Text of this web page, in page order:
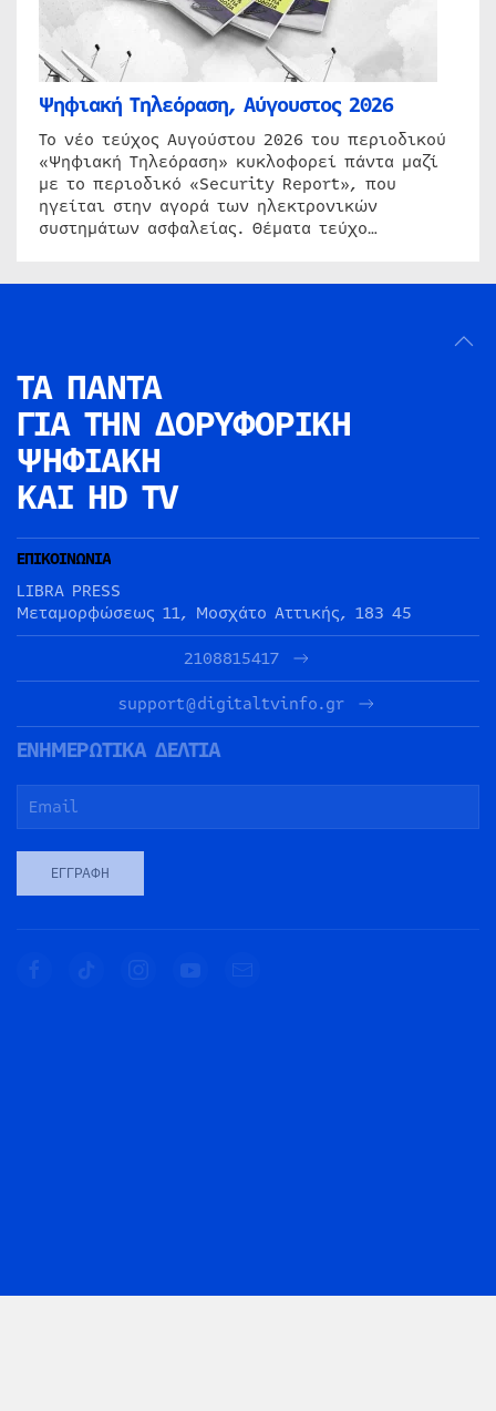
Ψηφιακή Τηλεόραση, Αύγουστος 2026
Το νέο τεύχος Αυγούστου 2026 του περιοδικού
«Ψηφιακή Τηλεόραση» κυκλοφορεί πάντα μαζί
με το περιοδικό «Security Report», που
ηγείται στην αγορά των ηλεκτρονικών
συστημάτων ασφαλείας. Θέματα τεύχο…
ΤΑ ΠΑΝΤΑ
ΓΙΑ ΤΗΝ ΔΟΡΥΦΟΡΙΚΗ
ΨΗΦΙΑΚΗ
ΚΑΙ HD TV
ΕΠΙΚΟΙΝΩΝΙΑ
LIBRA PRESS
Μεταμορφώσεως 11, Μοσχάτο Αττικής, 183 45
2108815417
support@digitaltvinfo.gr
ΕΝΗΜΕΡΩΤΙΚΑ ΔΕΛΤΙΑ
ΕΓΓΡΑΦΉ